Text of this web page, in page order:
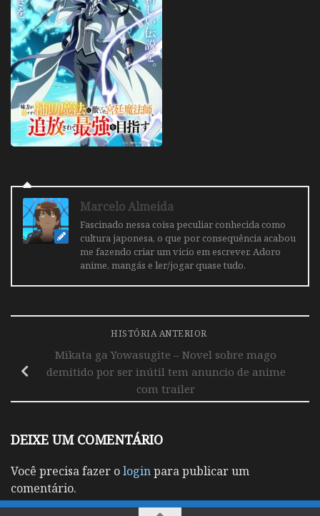
Marcelo Almeida
Fascinado nessa coisa peculiar conhecida como
cultura japonesa, o que por consequência acabou
me fazendo criar um vicio em escrever. Adoro
anime, mangás e ler/jogar quase tudo.
HISTÓRIA ANTERIOR
Mikata ga Yowasugite – Novel sobre mago
demitido por ser inútil tem anuncio de anime
com trailer
DEIXE UM COMENTÁRIO
Você precisa fazer ologinpara publicar um
comentário.